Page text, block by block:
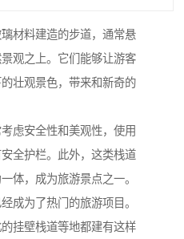
材料建造的步道，通常悬
观之上。它们能够让游客
壮观景色，带来和新奇的
虑安全性和美观性，使用
全护栏。此外，这类栈道
体，成为旅游景点之一。
成为了热门的旅游项目。
挂壁栈道等地都建有这样